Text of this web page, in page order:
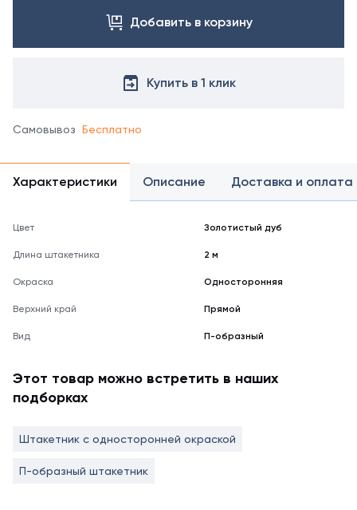
Добавить в корзину
Купить в 1 клик
Самовывоз Бесплатно
Характеристики Описание Доставка и оплата
Цвет Золотистый дуб
Длина штакетника 2 м
Окраска Односторонняя
Верхний край Прямой
Вид П-образный
Этот товар можно встретить в наших
подборках
Штакетник с односторонней окраской
П-образный штакетник